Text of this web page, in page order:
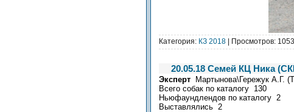
Категория: КЗ 2018 | Просмотров:
20.05.18 Семей КЦ Ника
Эксперт Мартынова\Гережук А.Г.
Всего собак по каталогу 130
Ньюфаундлендов по каталогу 2
Выставлялись 2